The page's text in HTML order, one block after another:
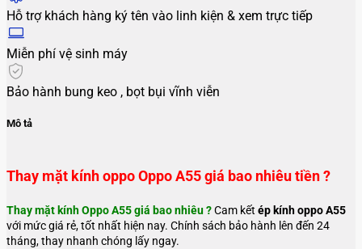
Hỗ trợ khách hàng ký tên vào linh kiện & xem trực tiếp
Miễn phí vệ sinh máy
Bảo hành bung keo , bọt bụi vĩnh viễn
Mô tả
Thay mặt kính oppo Oppo A55 giá bao nhiêu tiền ?
Thay mặt kính Oppo A55 giá bao nhiêu ?Cam kết ép kính oppo A55
với mức giá rẻ, tốt nhất hiện nay. Chính sách bảo hành lên đến 24
tháng, thay nhanh chóng lấy ngay.